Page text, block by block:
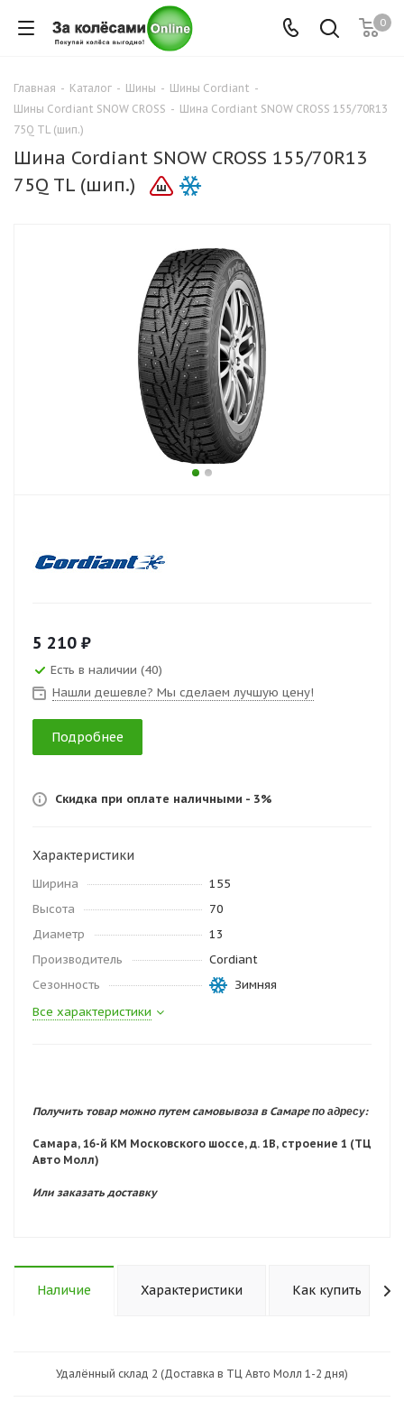
0
Главная - Каталог - Шины - Шины Cordiant -
Шины Cordiant SNOW CROSS - Шина Cordiant SNOW CROSS 155/70R13
75Q TL (шип.)
Шина Cordiant SNOW CROSS 155/70R13
75Q TL (шип.)
5 210 ₽
Есть в наличии (40)
Нашли дешевле? Мы сделаем лучшую цену!
Подробнее
Скидка при оплате наличными - 3%
Характеристики
Ширина
155
Высота
70
Диаметр
13
Производитель
Cordiant
Сезонность
Зимняя
Все характеристики
Получить товар можно путем самовывоза в Самарепо адресу:
Самара, 16-й КМ Московского шоссе, д. 1В, строение 1 (ТЦ
Авто Молл)
Или заказать доставку
Наличие Характеристики Как купить
Удалённый склад 2 (Доставка в ТЦ Авто Молл 1-2 дня)